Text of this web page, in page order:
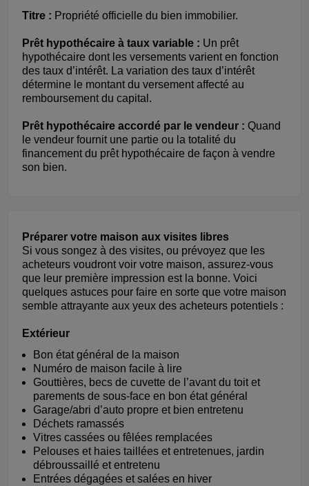
Titre : Propriété officielle du bien immobilier.
Prêt hypothécaire à taux variable : Un prêt
hypothécaire dont les versements varient en fonction
des taux d’intérêt. La variation des taux d’intérêt
détermine le montant du versement affecté au
remboursement du capital.
Prêt hypothécaire accordé par le vendeur :Quand
le vendeur fournit une partie ou la totalité du
financement du prêt hypothécaire de façon à vendre
son bien.
Préparer votre maison aux visites libres
Si vous songez à des visites, ou prévoyez que les
acheteurs voudront voir votre maison, assurez-vous
que leur première impression est la bonne. Voici
quelques astuces pour faire en sorte que votre maison
semble attrayante aux yeux des acheteurs potentiels :
Extérieur
Bon état général de la maison
Numéro de maison facile à lire
Gouttières, becs de cuvette de l’avant du toit et
parements de sous-face en bon état général
Garage/abri d’auto propre et bien entretenu
Déchets ramassés
Vitres cassées ou fêlées remplacées
Pelouses et haies taillées et entretenues, jardin
débroussaillé et entretenu
Entrées dégagées et salées en hiver